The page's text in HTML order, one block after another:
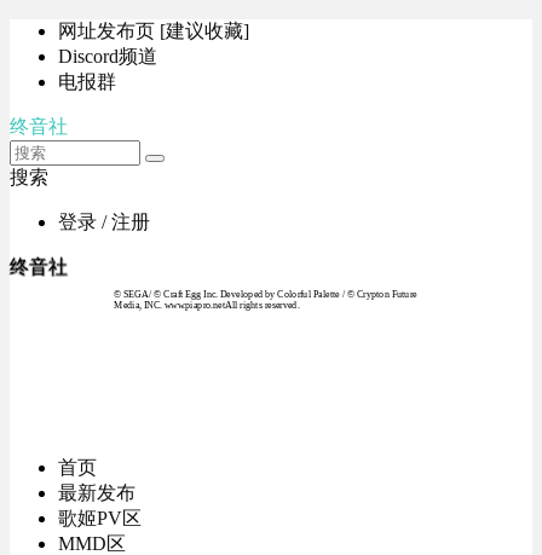
网址发布页 [建议收藏]
Discord频道
电报群
终音社
搜索
登录 / 注册
终音社
© SEGA / © Craft Egg Inc. Developed by Colorful Palette / © Crypton Future
Media, INC. www.piapro.netAll rights reserved.
首页
最新发布
歌姬PV区
MMD区